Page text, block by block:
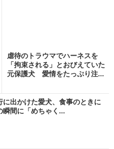
虐待のトラウマでハーネスを
「拘束される」とおびえていた
元保護犬 愛情をたっぷり注...
に出かけた愛犬、食事のときに
間に「めちゃく...